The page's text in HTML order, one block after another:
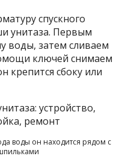
спускного
унитаза. Первым
воды, затем сливаем
ключей снимаем
крепится сбоку или
воды он находится рядом с